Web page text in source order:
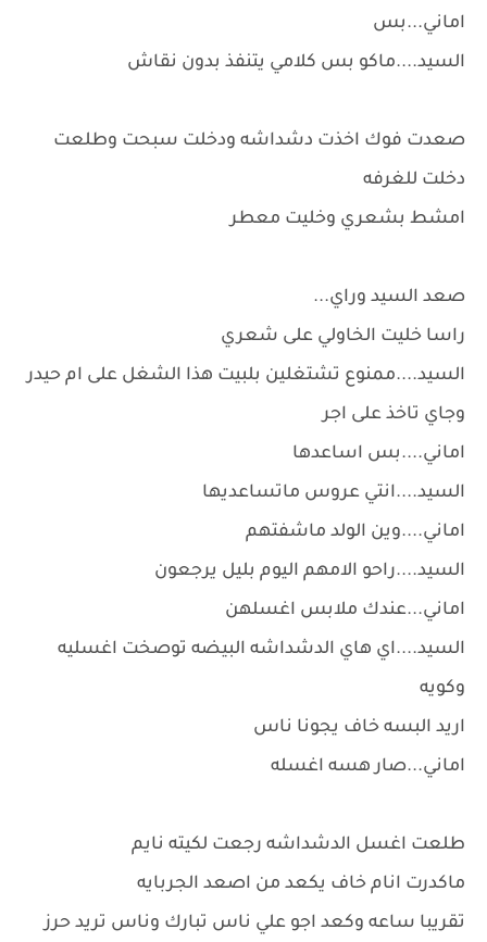
اماني...بس
السيد....ماكو بس كلامي يتنفذ بدون نقاش
صعدت فوك اخذت دشداشه ودخلت سبحت وطلعت
دخلت للغرفه
امشط بشعري وخليت معطر
صعد السيد وراي...
راسا خليت الخاولي على شعري
السيد....ممنوع تشتغلين بلبيت هذا الشغل على ام حيدر
وجاي تاخذ على اجر
اماني....بس اساعدها
السيد....انتي عروس ماتساعديها
اماني....وين الولد ماشفتهم
السيد....راحو الامهم اليوم بليل يرجعون
اماني...عندك ملابس اغسلهن
السيد....اي هاي الدشداشه البيضه توصخت اغسليه
وكويه
اريد البسه خاف يجونا ناس
اماني...صار هسه اغسله
طلعت اغسل الدشداشه رجعت لكيته نايم
ماكدرت انام خاف يكعد من اصعد الجربايه
تقريبا ساعه وكعد اجو علي ناس تبارك وناس تريد حرز